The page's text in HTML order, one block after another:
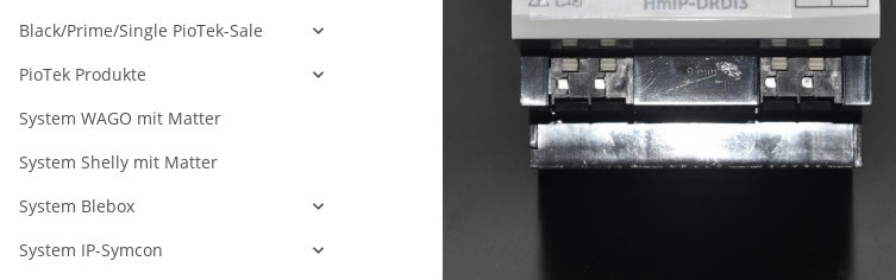
Black/Prime/Single PioTek-Sale
PioTek Produkte
System WAGO mit Matter
System Shelly mit Matter
System Blebox
System IP-Symcon